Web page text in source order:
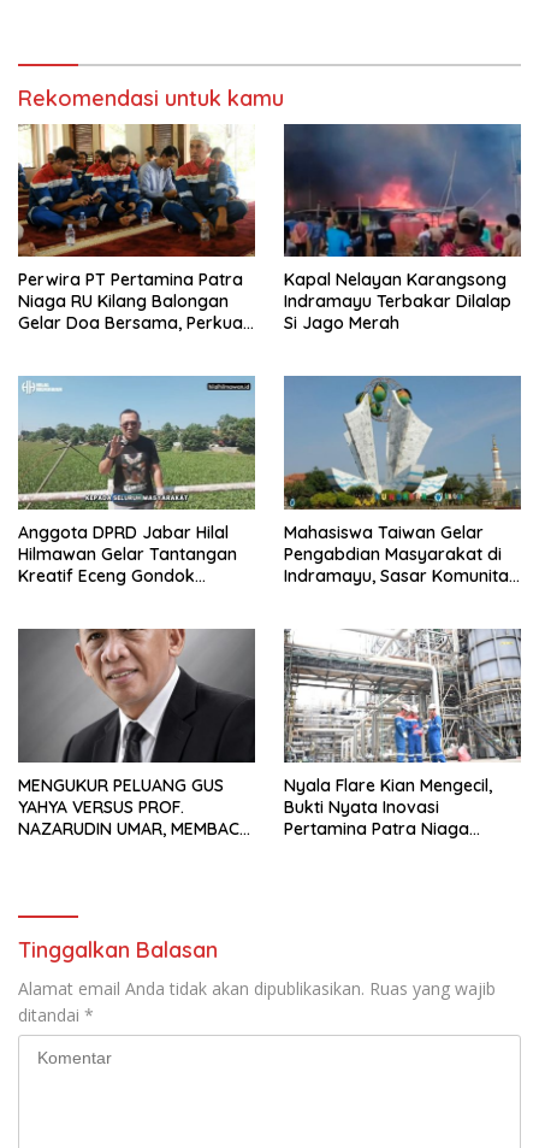
Rekomendasi untuk kamu
Perwira PT Pertamina Patra
Niaga RU Kilang Balongan
Gelar Doa Bersama, Perkuat
Kapal Nelayan Karangsong
Indramayu Terbakar Dilalap
Si Jago Merah
Anggota DPRD Jabar Hilal
Hilmawan Gelar Tantangan
Kreatif Eceng Gondok
Mahasiswa Taiwan Gelar
Pengabdian Masyarakat di
Indramayu, Sasar Komunitas
MENGUKUR PELUANG GUS
YAHYA VERSUS PROF.
NAZARUDIN UMAR, MEMBACA
Nyala Flare Kian Mengecil,
Bukti Nyata Inovasi
Pertamina Patra Niaga
Tinggalkan Balasan
Alamat email Anda tidak akan dipublikasikan. Ruas yang wajib
ditandai *